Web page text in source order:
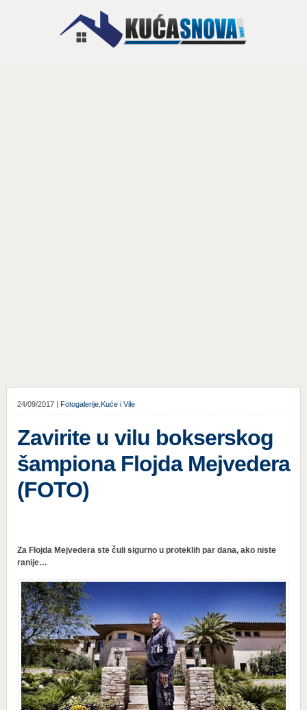
24/09/2017 | Fotogalerije, Kuće i Vile
Zavirite u vilu bokserskog
šampiona Flojda Mejvedera
(FOTO)
Za Flojda Mejvedera ste čuli sigurno u proteklih par dana, ako niste
ranije…